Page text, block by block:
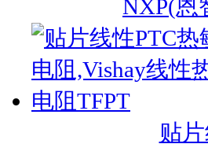
NXP(恩
贴